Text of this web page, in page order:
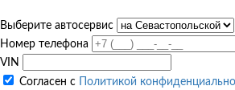
Выберите автосервис
Номер телефона
VIN
Согласен с
Политикой